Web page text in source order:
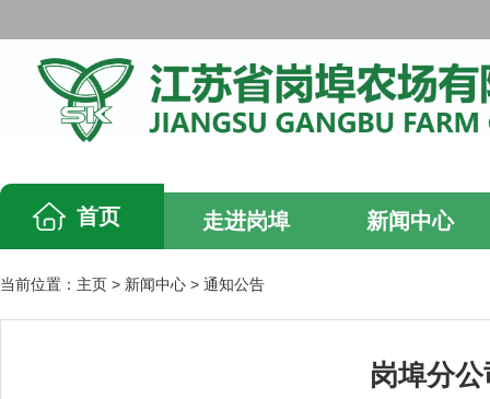
首页 走进岗埠 新闻中心
当前位置： 主页 > 新闻中心 > 通知公告
岗埠分